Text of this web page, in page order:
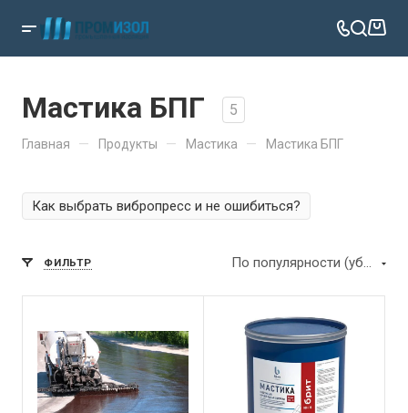
Мастика БПГ 5
Главная — Продукты — Мастика — Мастика БПГ
Как выбрать вибропресс и не ошибиться?
ФИЛЬТР По популярности (убывание)